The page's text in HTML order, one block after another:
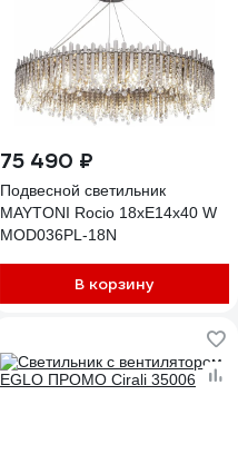
75 490 ₽
Подвесной светильник
MAYTONI Rocio 18хE14x40 W
MOD036PL-18N
В корзину